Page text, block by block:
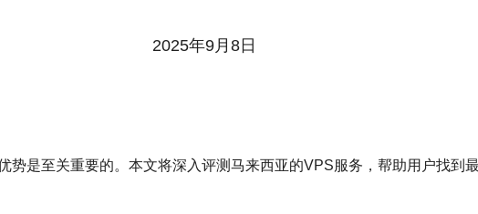
2025年9月8日
是至关重要的。本文将深入评测马来西亚的VPS服务，帮助用户找到